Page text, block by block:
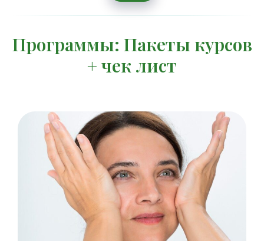
Программы: Пакеты курсов
+ чек лист